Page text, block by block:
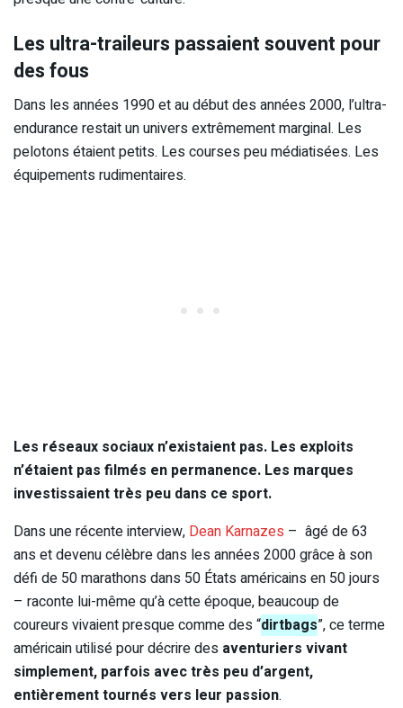
Les ultra-traileurs passaient souvent pour
des fous
Dans les années 1990 et au début des années 2000, l’ultra-
endurance restait un univers extrêmement marginal. Les
pelotons étaient petits. Les courses peu médiatisées. Les
équipements rudimentaires.
Les réseaux sociaux n’existaient pas. Les exploits
n’étaient pas filmés en permanence. Les marques
investissaient très peu dans ce sport.
Dans une récente interview, Dean Karnazes – âgé de 63
ans et devenu célèbre dans les années 2000 grâce à son
défi de 50 marathons dans 50 États américains en 50 jours
– raconte lui-même qu’à cette époque, beaucoup de
coureurs vivaient presque comme des “dirtbags”, ce terme
américain utilisé pour décrire des aventuriers vivant
simplement, parfois avec très peu d’argent,
entièrement tournés vers leur passion.